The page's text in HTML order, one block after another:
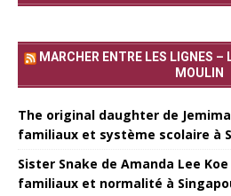
MARCHER ENTRE LES LIGNES
MOULIN
The original daughter de
familiaux et système scolaire à
Sister Snake de Amanda Lee
familiaux et normalité à